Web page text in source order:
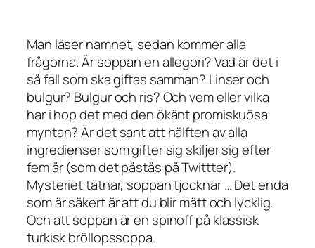
Man läser namnet, sedan kommer alla
frågorna. Är soppan en allegori? Vad är det i
så fall som ska giftas samman? Linser och
bulgur? Bulgur och ris? Och vem eller vilka
har i hop det med den ökänt promiskuösa
myntan? Är det sant att hälften av alla
ingredienser som gifter sig skiljer sig efter
fem år (som det påstås på Twittter).
Mysteriet tätnar, soppan tjocknar … Det enda
som är säkert är att du blir mätt och lycklig.
Och att soppan är en spinoff på klassisk
turkisk bröllopssoppa.